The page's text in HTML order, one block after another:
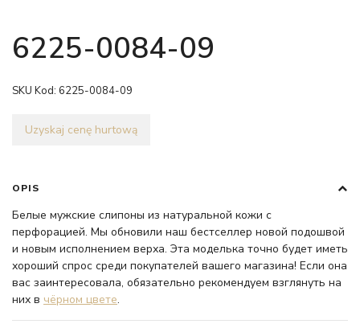
6225-0084-09
SKU Kod: 6225-0084-09
Uzyskaj cenę hurtową
OPIS
Белые мужские слипоны из натуральной кожи с
перфорацией. Мы обновили наш бестселлер новой подошвой
и новым исполнением верха. Эта моделька точно будет иметь
хороший спрос среди покупателей вашего магазина! Если она
вас заинтересовала, обязательно рекомендуем взглянуть на
них в чёрном цвете.